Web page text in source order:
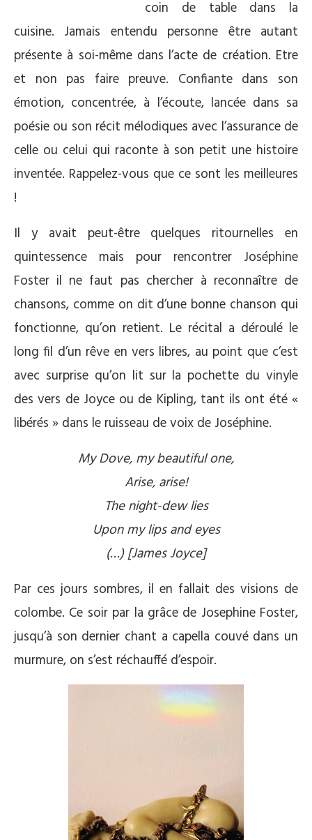
coin de table dans la
cuisine. Jamais entendu personne être autant
présente à soi-même dans l’acte de création. Etre
et non pas faire preuve. Confiante dans son
émotion, concentrée, à l’écoute, lancée dans sa
poésie ou son récit mélodiques avec l’assurance de
celle ou celui qui raconte à son petit une histoire
inventée. Rappelez-vous que ce sont les meilleures
!
Il y avait peut-être quelques ritournelles en
quintessence mais pour rencontrer Joséphine
Foster il ne faut pas chercher à reconnaître de
chansons, comme on dit d’une bonne chanson qui
fonctionne, qu’on retient. Le récital a déroulé le
long fil d’un rêve en vers libres, au point que c’est
avec surprise qu’on lit sur la pochette du vinyle
des vers de Joyce ou de Kipling, tant ils ont été «
libérés » dans le ruisseau de voix de Joséphine.
My Dove, my beautiful one,
Arise, arise!
The night-dew lies
Upon my lips and eyes
(…) [James Joyce]
Par ces jours sombres, il en fallait des visions de
colombe. Ce soir par la grâce de Josephine Foster,
jusqu’à son dernier chant a capella couvé dans un
murmure, on s’est réchauffé d’espoir.